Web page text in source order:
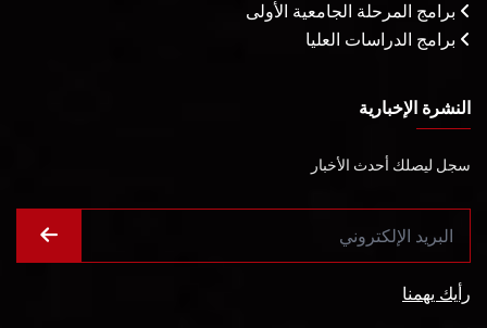
برامج المرحلة الجامعية الأولى
برامج الدراسات العليا
النشرة الإخبارية
سجل ليصلك أحدث الأخبار
رأيك يهمنا